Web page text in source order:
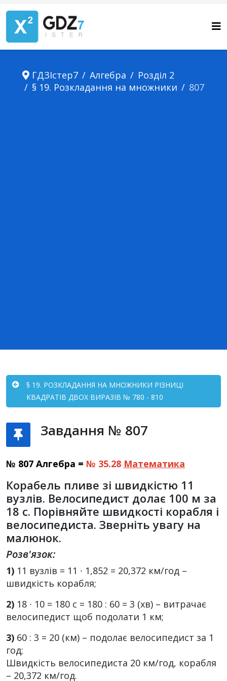
ГДЗІстер7 Алгебра
Розділ 2
§ 19. Розкладання на множники
807
§ 19. РОЗКЛАДАННЯ НА МНОЖНИКИ РІЗНИЦІ
КВАДРАТІВ ДВОХ ВИРАЗІВ № 780 - 810
Завдання № 807
№ 807 Алгебра = № 35.28 Математика
Корабель пливе зі швидкістю 11
вузлів. Велосипедист долає 100 м за
18 с. Порівняйте швидкості корабля і
велосипедиста. Зверніть увагу на
малюнок.
Розв'язок:
1) 11 вузлів = 11 ∙ 1,852 = 20,372 км/год –
швидкість корабля;
2) 18 ∙ 10 = 180 с = 180 : 60 = 3 (хв) – витрачає
велосипедист щоб подолати 1 км;
3) 60 : 3 = 20 (км) – подолає велосипедист за 1
год;
Швидкість велосипедиста 20 км/год, корабля
– 20,372 км/год.